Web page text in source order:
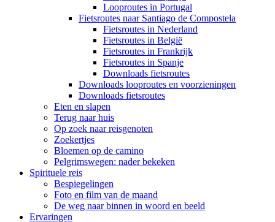
Looproutes in Portugal
Fietsroutes naar Santiago de Compostela
Fietsroutes in Nederland
Fietsroutes in België
Fietsroutes in Frankrijk
Fietsroutes in Spanje
Downloads fietsroutes
Downloads looproutes en voorzieningen
Downloads fietsroutes
Eten en slapen
Terug naar huis
Op zoek naar reisgenoten
Zoekertjes
Bloemen op de camino
Pelgrimswegen: nader bekeken
Spirituele reis
Bespiegelingen
Foto en film van de maand
De weg naar binnen in woord en beeld
Ervaringen